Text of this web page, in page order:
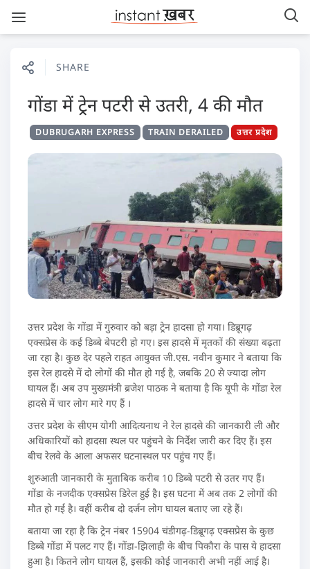
SHARE
गोंडा में ट्रेन पटरी से उतरी, 4 की मौत
DUBRUGARH EXPRESS TRAIN DERAILED उत्तर प्रदेश
उत्तर प्रदेश के गोंडा में गुरुवार को बड़ा ट्रेन हादसा हो गया। डिब्रूगढ़
एक्सप्रेस के कई डिब्बे बेपटरी हो गए। इस हादसे में मृतकों की संख्या बढ़ता
जा रहा है। कुछ देर पहले राहत आयुक्त जी.एस. नवीन कुमार ने बताया कि
इस रेल हादसे में दो लोगों की मौत हो गई है, जबकि 20 से ज्यादा लोग
घायल हैं। अब उप मुख्यमंत्री ब्रजेश पाठक ने बताया है कि यूपी के गोंडा रेल
हादसे में चार लोग मारे गए हैं ।
उत्तर प्रदेश के सीएम योगी आदित्यनाथ ने रेल हादसे की जानकारी ली और
अधिकारियों को हादसा स्थल पर पहुंचने के निर्देश जारी कर दिए हैं। इस
बीच रेलवे के आला अफसर घटनास्थल पर पहुंच गए हैं।
शुरुआती जानकारी के मुताबिक करीब 10 डिब्बे पटरी से उतर गए हैं।
गोंडा के नजदीक एक्सप्रेस डिरेल हुई है। इस घटना में अब तक 2 लोगों की
मौत हो गई है। वहीं करीब दो दर्जन लोग घायल बताए जा रहे हैं।
बताया जा रहा है कि ट्रेन नंबर 15904 चंडीगढ़-डिब्रूगढ़ एक्सप्रेस के कुछ
डिब्बे गोंडा में पलट गए हैं। गोंडा-झिलाही के बीच पिकौरा के पास ये हादसा
हुआ है। कितने लोग घायल हैं, इसकी कोई जानकारी अभी नहीं आई है।